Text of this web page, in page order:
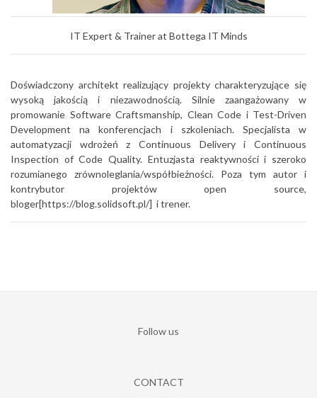
IT Expert & Trainer at Bottega IT Minds
Doświadczony architekt realizujący projekty charakteryzujące się
wysoką jakością i niezawodnością. Silnie zaangażowany w
promowanie Software Craftsmanship, Clean Code i Test-Driven
Development na konferencjach i szkoleniach. Specjalista w
automatyzacji wdrożeń z Continuous Delivery i Continuous
Inspection of Code Quality. Entuzjasta reaktywności i szeroko
rozumianego zrównoleglania/współbieżności. Poza tym autor i
kontrybutor projektów open source,
bloger[https://blog.solidsoft.pl/] i trener.
Follow us
CONTACT